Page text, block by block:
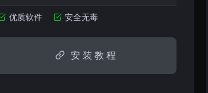
优质软件 安全无毒
安 装 教 程